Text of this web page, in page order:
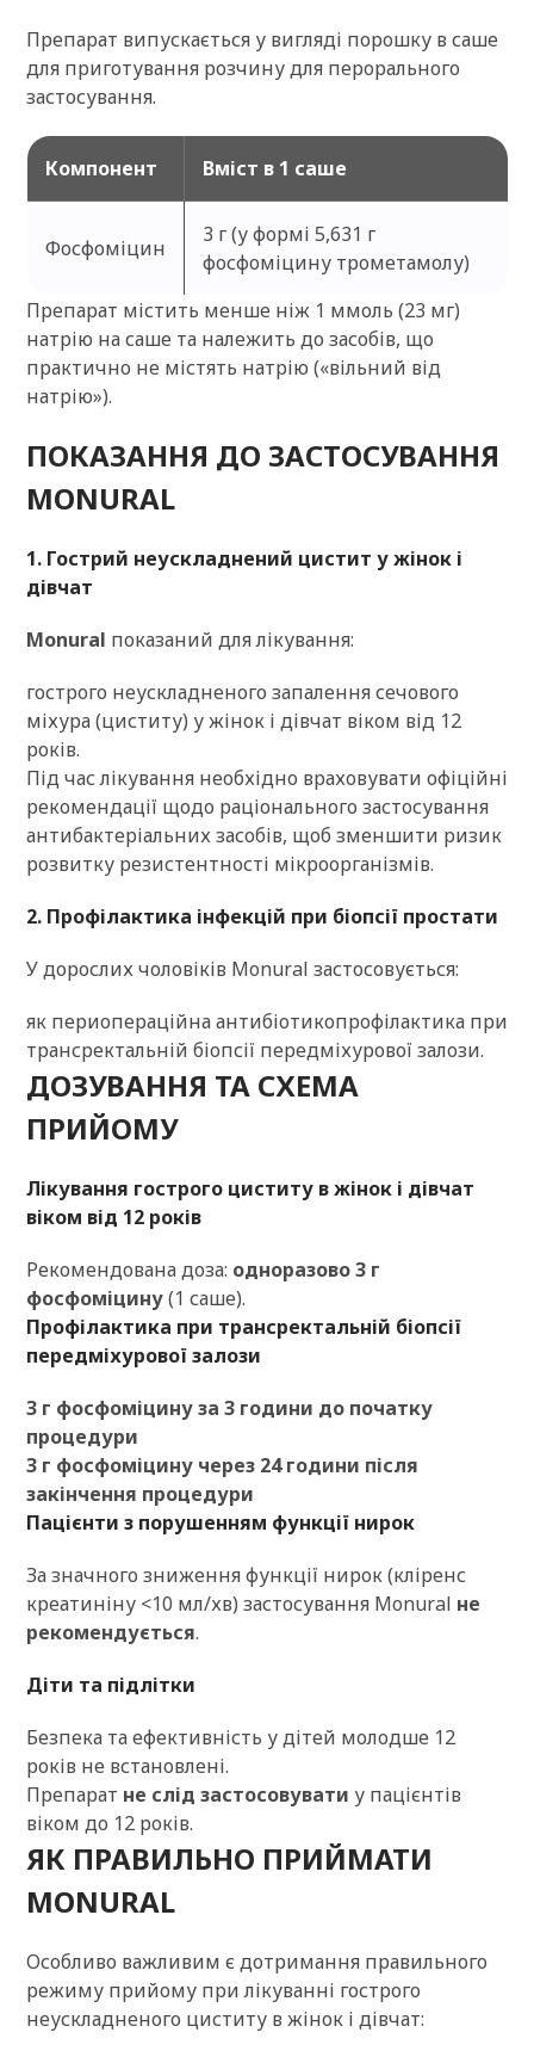
Препарат випускається у вигляді порошку в саше
для приготування розчину для перорального
застосування.
Компонент Вміст в 1 саше
Фосфоміцин
3 г (у формі 5,631 г
фосфоміцину трометамолу)
Препарат містить менше ніж 1 ммоль (23 мг)
натрію на саше та належить до засобів, що
практично не містять натрію («вільний від
натрію»).
ПОКАЗАННЯ ДО ЗАСТОСУВАННЯ
MONURAL
1. Гострий неускладнений цистит у жінок і
дівчат
Monural показаний для лікування:
гострого неускладненого запалення сечового
міхура (циститу) у жінок і дівчат віком від 12
років.
Під час лікування необхідно враховувати офіційні
рекомендації щодо раціонального застосування
антибактеріальних засобів, щоб зменшити ризик
розвитку резистентності мікроорганізмів.
2. Профілактика інфекцій при біопсії простати
У дорослих чоловіків Monural застосовується:
як периопераційна антибіотикопрофілактика при
трансректальній біопсії передміхурової залози.
ДОЗУВАННЯ ТА СХЕМА
ПРИЙОМУ
Лікування гострого циститу в жінок і дівчат
віком від 12 років
Рекомендована доза: одноразово 3 г
фосфоміцину(1 саше).
Профілактика при трансректальній біопсії
передміхурової залози
3 г фосфоміцину за 3 години до початку
процедури
3 г фосфоміцину через 24 години після
закінчення процедури
Пацієнти з порушенням функції нирок
За значного зниження функції нирок (кліренс
креатиніну <10 мл/хв) застосування Monural не
рекомендується.
Діти та підлітки
Безпека та ефективність у дітей молодше 12
років не встановлені.
Препарат не слід застосовувати у пацієнтів
віком до 12 років.
ЯК ПРАВИЛЬНО ПРИЙМАТИ
MONURAL
Особливо важливим є дотримання правильного
режиму прийому при лікуванні гострого
неускладненого циститу в жінок і дівчат: